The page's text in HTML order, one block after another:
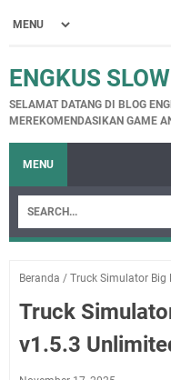
ENGKUS SLOW
SELAMAT DATANG DI BLOG
MEREKOMENDASIKAN GAME
MENU
Beranda / Truck Simulator Big
Truck
v1.5.3